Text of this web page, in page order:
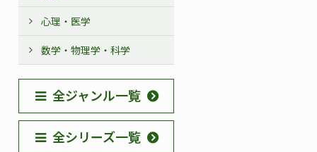
心理・医学
数学・物理学・科学
全ジャンル一覧
全シリーズ一覧